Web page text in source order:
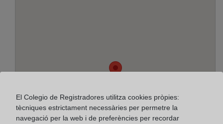
El Colegio de Registradores utilitza cookies pròpies:
tècniques estrictament necessàries per permetre la
navegació per la web i de preferències per recordar